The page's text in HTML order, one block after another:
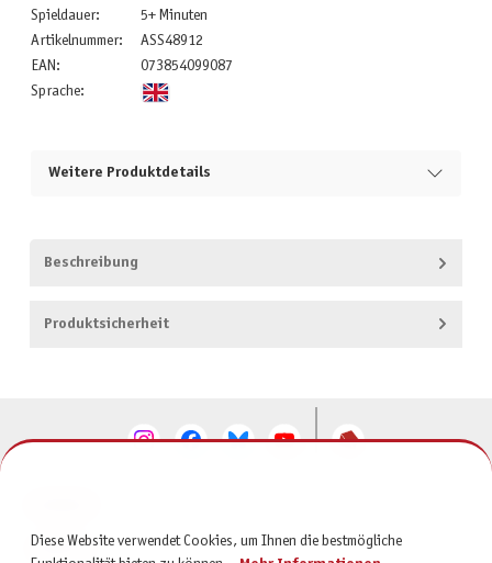
Spieldauer:
5+ Minuten
Artikelnummer:
ASS48912
EAN:
073854099087
Sprache:
Weitere Produktdetails
Beschreibung
Produktsicherheit
SERVICE
Diese Website verwendet Cookies, um Ihnen die bestmögliche